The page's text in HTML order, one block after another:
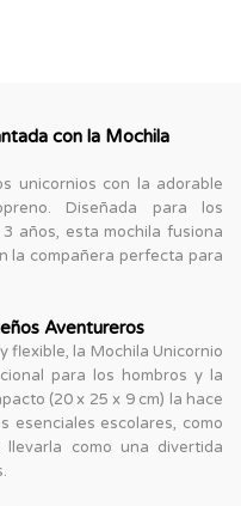
con la Mochila
unicornios con la adorable
Diseñada para los
años, esta mochila fusiona
la compañera perfecta para
Aventureros
flexible, la Mochila Unicornio
para los hombros y la
(20 x 25 x 9 cm) la hace
esenciales escolares, como
como una divertida